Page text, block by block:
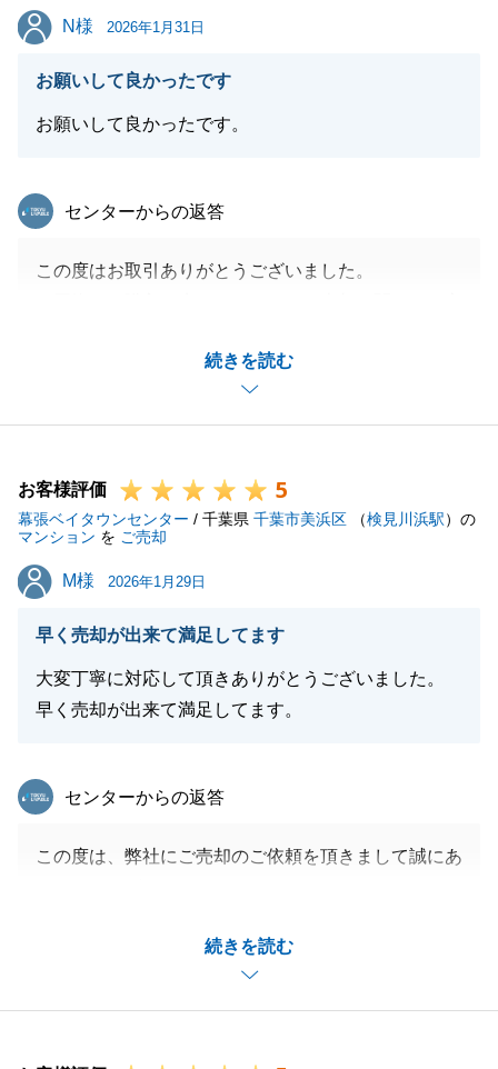
N様
N様 2026年1月31日
お願いして良かったです
お願いして良かったです。
続きを読む
東急リバブル
センターからの返答
この度はお取引ありがとうございました。
無事に期間内での決済を迎えられましたが、途中現地
対応の件で不快な思いをさせてしまい申し訳ございま
せんでした。
お客様評価 5
幕張ベイタウンセンター / 千葉県 千葉市美浜区 （検見川浜駅）の
マンション を ご売却
M様
M様 2026年1月29日
早く売却が出来て満足してます
大変丁寧に対応して頂きありがとうございました。
早く売却が出来て満足してます。
続きを読む
東急リバブル
センターからの返答
この度は、弊社にご売却のご依頼を頂きまして誠にあ
始からスムーズにお取引まで完了出来ました。
誠にありがとうございました。
今後ともお困りのことなどございましたら、お気軽に